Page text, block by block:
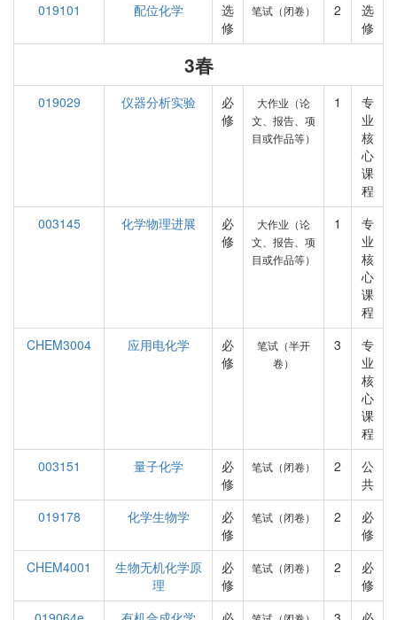
019101 配位化学
选
修
笔试（闭卷） 2
选
修
3春
019029 仪器分析实验
必
修
大作业（论
文、报告、项
目或作品等）
1
专
业
核
心
课
程
003145
化学物理进展
必
修
大作业（论
文、报告、项
目或作品等）
1
专
业
核
心
课
程
CHEM3004
应用电化学
必
修
笔试（半开
卷）
3
专
业
核
心
课
程
003151
量子化学
必
修
笔试（闭卷） 2
公
共
019178
化学生物学
必
修
笔试（闭卷） 2
必
修
CHEM4001
生物无机化学原
理
必
修
笔试（闭卷） 2
必
修